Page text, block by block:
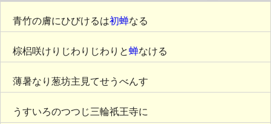
青竹の膚にひびけるは初蝉なる
棕梠咲けりじわりじわりと蝉なける
薄暑なり葱坊主見てせうべんす
うすいろのつつじ三輪祇王寺に